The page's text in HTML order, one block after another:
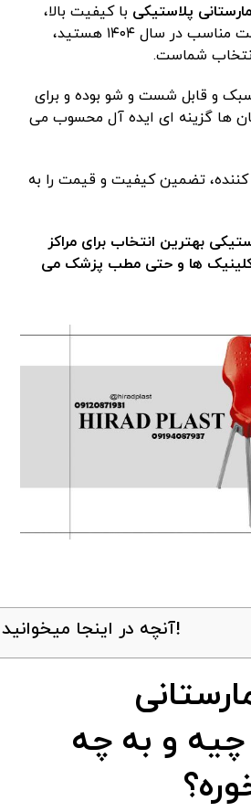
پلاستیکی با کیفیت بالا،
طراحی استاندارد و قیمت مناسب در سال ۱۴۰۴ هستید،
شماست.
و قابل شست و شو بوده و برای
ها گزینه ای ایده آل محسوب می
کننده، تضمین کیفیت و قیمت را به
بهترین انتخاب برای مراکز
کلینیک ها و حتی مطب پزشک می
آنچه در اینجا میخوانید!
و به چه